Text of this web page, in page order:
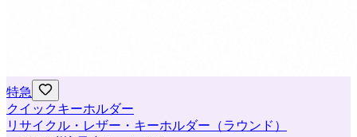
特急
クイックキーホルダー
リサイクル・レザー・キーホルダー（ラウンド）